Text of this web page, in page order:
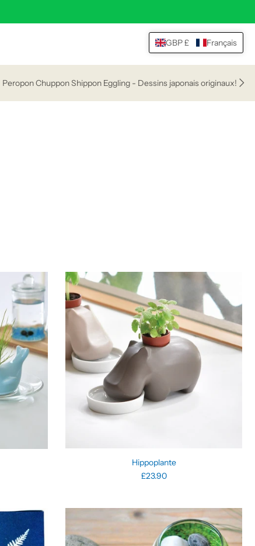
0
Peropon Chuppon Shippon Eggling - Dessins japonais originaux!
Hippoplante
£23.90
GBP £ Français